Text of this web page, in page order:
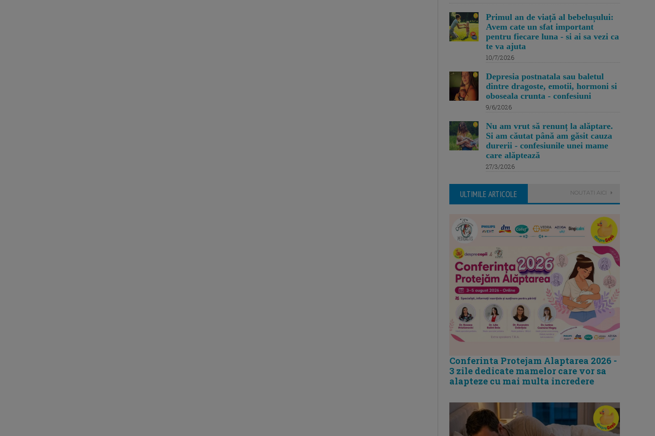
Primul an de viață al bebelușului:
Avem cate un sfat important
pentru fiecare luna - si ai sa vezi ca
te va ajuta
10/7/2026
Depresia postnatala sau baletul
dintre dragoste, emotii, hormoni si
oboseala crunta - confesiuni
9/6/2026
Nu am vrut să renunț la alăptare.
Si am căutat până am găsit cauza
durerii - confesiunile unei mame
care alăptează
27/3/2026
ULTIMILE ARTICOLE NOUTATI AICI
Conferinta Protejam Alaptarea 2026 -
3 zile dedicate mamelor care vor sa
alapteze cu mai multa incredere